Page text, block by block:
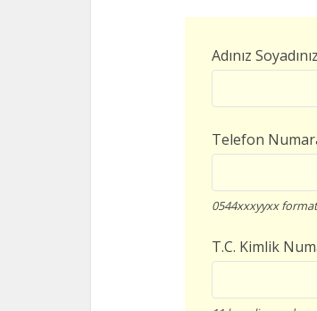
Adınız Soyadınız
Telefon
0544xxxyyxx
T.C. Kimlik